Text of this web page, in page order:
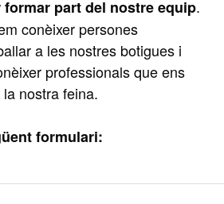
part del nostre equip.
conèixer persones
a les nostres botigues i
professionals que ens
nostra feina.
formulari: